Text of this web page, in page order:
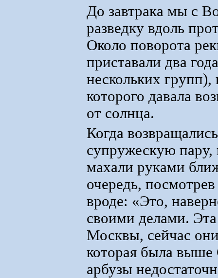
До завтрака мы с
разведку вдоль
Около поворота
приставали два
нескольких
которого давала
от солнца.
Когда
супружескую пару,
махали руками
очередь,
вроде: «Это,
своими делами.
Москвы, сейчас
которая была выше
арбузы